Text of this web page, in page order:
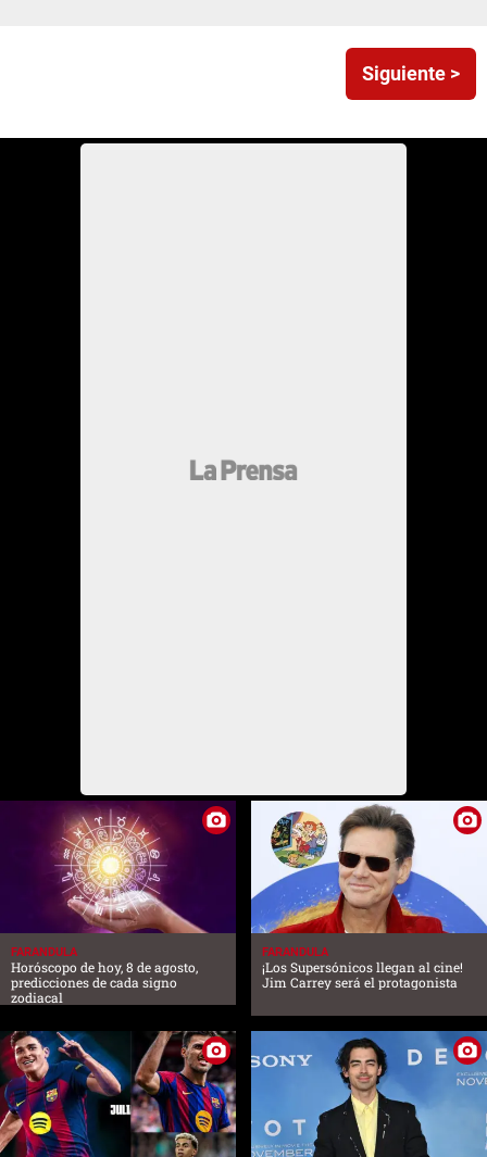
Siguiente >
FARANDULA
Horóscopo de hoy, 8 de agosto,
predicciones de cada signo
zodiacal
FARANDULA
¡Los Supersónicos llegan al cine!
Jim Carrey será el protagonista